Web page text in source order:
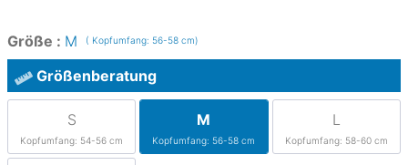
Größe : M ( Kopfumfang: 56-58 cm)
Größenberatung
S
Kopfumfang: 54-56 cm
M
Kopfumfang: 56-58 cm
L
Kopfumfang: 58-60 cm